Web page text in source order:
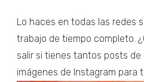
Lo haces en todas las redes
trabajo de tiempo completo.
salir si tienes tantos posts de
imágenes de Instagram para